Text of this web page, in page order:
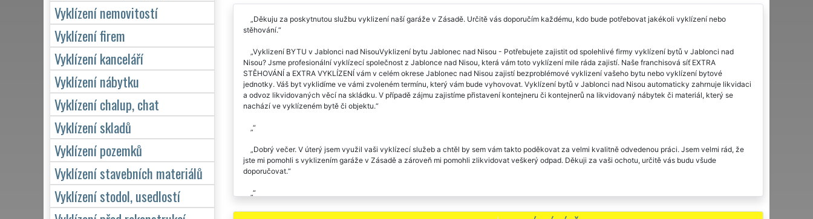
Děkuju za poskytnutou službu vyklizení naší garáže v Zásadě. Určitě vás doporučím každému, kdo bude potřebovat jakékoli vyklízení nebo
stěhování.
Vyklizení BYTU v Jablonci nad NisouVyklizení bytu Jablonec nad Nisou - Potřebujete zajistit od spolehlivé firmy vyklízení bytů v Jablonci nad
Nisou? Jsme profesionální vyklízecí společnost z Jablonce nad Nisou, která vám toto vyklízení mile ráda zajistí. Naše franchisová síť EXTRA
STĚHOVÁNÍ a EXTRA VYKLÍZENÍ vám v celém okrese Jablonec nad Nisou zajistí bezproblémové vyklizení vašeho bytu nebo vyklízení bytové
jednotky. Váš byt vyklidíme ve vámi zvoleném termínu, který vám bude vyhovovat. Vyklízení bytů v Jablonci nad Nisou automaticky zahrnuje likvidaci
a odvoz likvidovaných věcí na skládku. V případě zájmu zajistíme přistavení kontejneru či kontejnerů na likvidovaný nábytek či materiál, který se
nachází ve vyklízeném bytě či objektu.
Dobrý večer. V úterý jsem využil vaši vyklízecí služeb a chtěl by sem vám takto poděkovat za velmi kvalitně odvedenou práci. Jsem velmi rád, že
jste mi pomohli s vyklizením garáže v Zásadě a zároveň mi pomohli zlikvidovat veškerý odpad. Děkuji za vaši ochotu, určitě vás budu všude
doporučovat.
Tato firma mi zajišťovala vyklízení garáže v Zásadě. Musím uznat že chlapi byli velmi šikovný. I cena bylo super.
Vyklízení nemovitostí
Vyklízení firem
Vyklízení kanceláří
Vyklízení nábytku
Vyklízení chalup, chat
Vyklízení skladů
Vyklízení pozemků
Vyklízení stavebních materiálů
Vyklízení stodol, usedlostí